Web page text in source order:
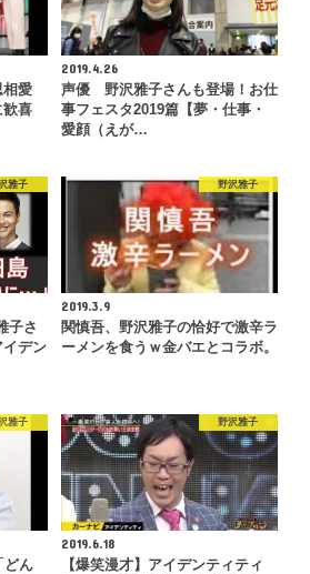
相愛
歓喜
2019.4.26
声優 野沢雅子さんも登場！お仕
事フェスタ2019篇【夢・仕事・
愛顔（えが…
雅子
子さ
イデン
野沢雅子
2019.3.9
関慎吾、野沢雅子の恰好で激辛ラ
ーメンを食うｗ金バエとコラボ。
雅子
ん
野沢雅子
2019.6.18
【爆笑漫才】アイデンティティ